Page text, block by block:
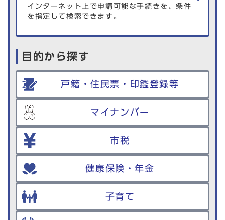
インターネット上で申請可能な手続きを、条件
を指定して検索できます。
目的から探す
戸籍・住民票・印鑑登録等
マイナンバー
市税
健康保険・年金
子育て